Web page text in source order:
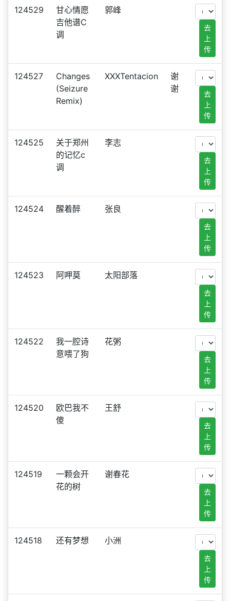
124529
甘心情愿
吉他谱C
调
郭峰
去
上
传
124527
Changes
(Seizure
Remix)
XXXTentacion
谢
谢
去
上
传
124525
关于郑州
的记忆c
调
李志
去
上
传
124524 醒着醉 张良
去
上
传
124523 阿呷莫 太阳部落
去
上
传
124522
我一腔诗
意喂了狗
花粥
去
上
传
124520
欧巴我不
傻
王舒
去
上
传
124519
一颗会开
花的树
谢春花
去
上
传
124518 还有梦想 小洲
去
上
传